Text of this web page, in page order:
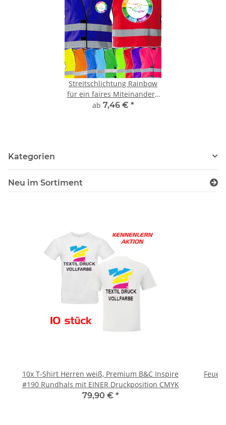
Streitschlichtung Rainbow
für ein faires Miteinander /
Schulname Weste in 11
ab 7,46 € *
Kategorien
Neu im Sortiment
10x T-Shirt Herren weiß, Premium B&C Inspire
#190 Rundhals mit EINER Druckposition CMYK
79,90 € *